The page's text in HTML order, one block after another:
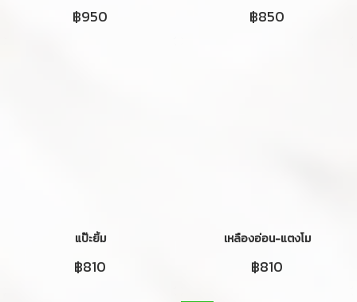
฿950 ฿850
แป๊ะยิ้ม
฿810
เหลืองอ่อน-แตงโม
฿810